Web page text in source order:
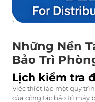
Những Nền
Bảo Trì
Lịch kiểm tra
Việc thiết lập một quy
của công tác bảo trì máy